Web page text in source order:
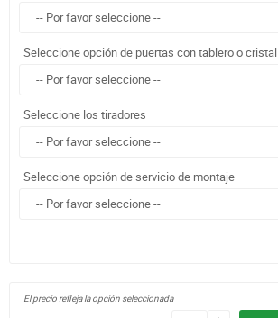
Seleccione opción de puertas con tablero o cristal
Seleccione los tiradores
Seleccione opción de servicio de montaje
El precio refleja la opción seleccionada